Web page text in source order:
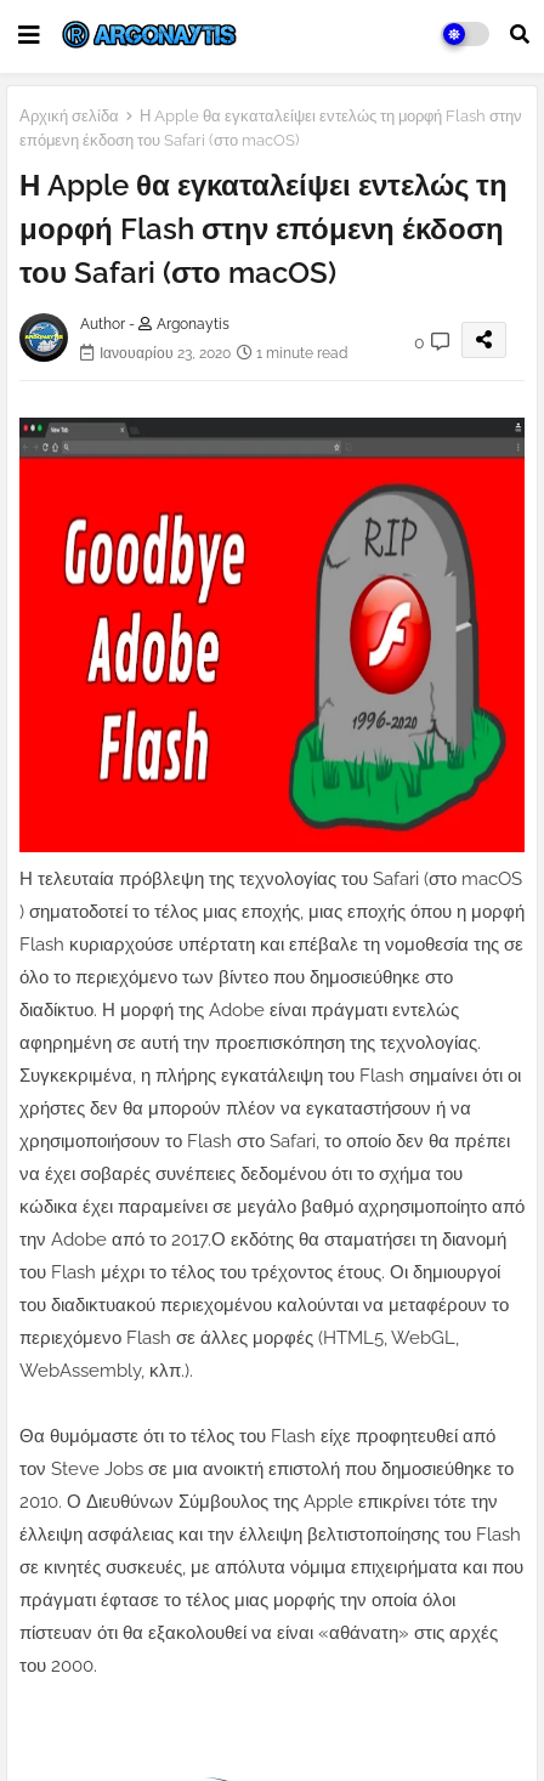
Αρχική σελίδα
Η Apple θα εγκαταλείψει εντελώς τη μορφή Flash στην
επόμενη έκδοση του Safari (στο macOS)
Η Apple θα εγκαταλείψει εντελώς τη
μορφή Flash στην επόμενη έκδοση
του Safari (στο macOS)
Author -
Argonaytis
Ιανουαρίου 23, 2020
1 minute read
0
Η τελευταία πρόβλεψη της τεχνολογίας του Safari (στο macOS
) σηματοδοτεί το τέλος μιας εποχής, μιας εποχής όπου η μορφή
Flash κυριαρχούσε υπέρτατη και επέβαλε τη νομοθεσία της σε
όλο το περιεχόμενο των βίντεο που δημοσιεύθηκε στο
διαδίκτυο. Η μορφή της Adobe είναι πράγματι εντελώς
αφηρημένη σε αυτή την προεπισκόπηση της τεχνολογίας.
Συγκεκριμένα, η πλήρης εγκατάλειψη του Flash σημαίνει ότι οι
χρήστες δεν θα μπορούν πλέον να εγκαταστήσουν ή να
χρησιμοποιήσουν το Flash στο Safari, το οποίο δεν θα πρέπει
να έχει σοβαρές συνέπειες δεδομένου ότι το σχήμα του
κώδικα έχει παραμείνει σε μεγάλο βαθμό αχρησιμοποίητο από
την Adobe από το 2017.Ο εκδότης θα σταματήσει τη διανομή
του Flash μέχρι το τέλος του τρέχοντος έτους. Οι δημιουργοί
του διαδικτυακού περιεχομένου καλούνται να μεταφέρουν το
περιεχόμενο Flash σε άλλες μορφές (HTML5, WebGL,
WebAssembly, κλπ.).
Θα θυμόμαστε ότι το τέλος του Flash είχε προφητευθεί από
τον Steve Jobs σε μια ανοικτή επιστολή που δημοσιεύθηκε το
2010. Ο Διευθύνων Σύμβουλος της Apple επικρίνει τότε την
έλλειψη ασφάλειας και την έλλειψη βελτιστοποίησης του Flash
σε κινητές συσκευές, με απόλυτα νόμιμα επιχειρήματα και που
πράγματι έφτασε το τέλος μιας μορφής την οποία όλοι
πίστευαν ότι θα εξακολουθεί να είναι «αθάνατη» στις αρχές
του 2000.